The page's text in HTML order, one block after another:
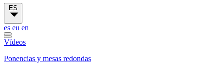
ES
es eu en
Vídeos
Ponencias y mesas redondas